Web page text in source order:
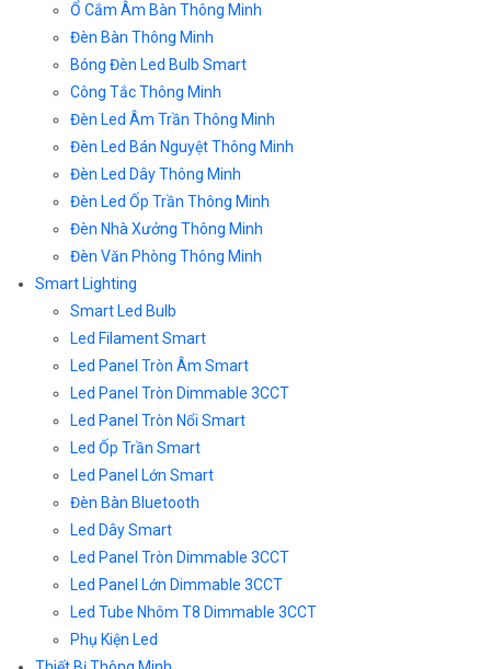
Ổ Cắm Âm Bàn Thông Minh
Đèn Bàn Thông Minh
Bóng Đèn Led Bulb Smart
Công Tắc Thông Minh
Đèn Led Âm Trần Thông Minh
Đèn Led Bán Nguyệt Thông Minh
Đèn Led Dây Thông Minh
Đèn Led Ốp Trần Thông Minh
Đèn Nhà Xưởng Thông Minh
Đèn Văn Phòng Thông Minh
Smart Lighting
Smart Led Bulb
Led Filament Smart
Led Panel Tròn Âm Smart
Led Panel Tròn Dimmable 3CCT
Led Panel Tròn Nổi Smart
Led Ốp Trần Smart
Led Panel Lớn Smart
Đèn Bàn Bluetooth
Led Dây Smart
Led Panel Tròn Dimmable 3CCT
Led Panel Lớn Dimmable 3CCT
Led Tube Nhôm T8 Dimmable 3CCT
Phụ Kiện Led